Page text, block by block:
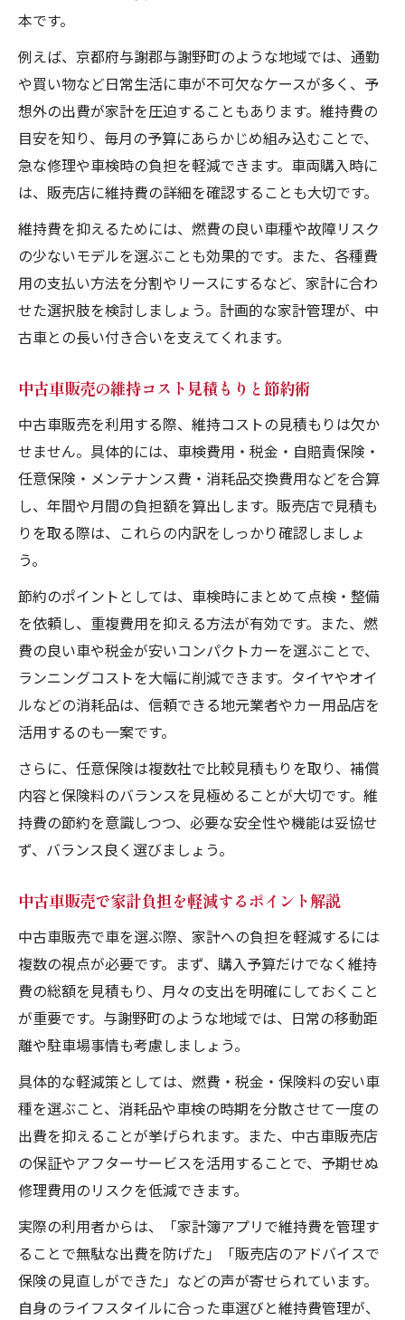
本です。
例えば、京都府与謝郡与謝野町のような地域では、通勤
や買い物など日常生活に車が不可欠なケースが多く、予
想外の出費が家計を圧迫することもあります。維持費の
目安を知り、毎月の予算にあらかじめ組み込むことで、
急な修理や車検時の負担を軽減できます。車両購入時に
は、販売店に維持費の詳細を確認することも大切です。
維持費を抑えるためには、燃費の良い車種や故障リスク
の少ないモデルを選ぶことも効果的です。また、各種費
用の支払い方法を分割やリースにするなど、家計に合わ
せた選択肢を検討しましょう。計画的な家計管理が、中
古車との長い付き合いを支えてくれます。
中古車販売の維持コスト見積もりと節約術
中古車販売を利用する際、維持コストの見積もりは欠か
せません。具体的には、車検費用・税金・自賠責保険・
任意保険・メンテナンス費・消耗品交換費用などを合算
し、年間や月間の負担額を算出します。販売店で見積も
りを取る際は、これらの内訳をしっかり確認しましょ
う。
節約のポイントとしては、車検時にまとめて点検・整備
を依頼し、重複費用を抑える方法が有効です。また、燃
費の良い車や税金が安いコンパクトカーを選ぶことで、
ランニングコストを大幅に削減できます。タイヤやオイ
ルなどの消耗品は、信頼できる地元業者やカー用品店を
活用するのも一案です。
さらに、任意保険は複数社で比較見積もりを取り、補償
内容と保険料のバランスを見極めることが大切です。維
持費の節約を意識しつつ、必要な安全性や機能は妥協せ
ず、バランス良く選びましょう。
中古車販売で家計負担を軽減するポイント解説
中古車販売で車を選ぶ際、家計への負担を軽減するには
複数の視点が必要です。まず、購入予算だけでなく維持
費の総額を見積もり、月々の支出を明確にしておくこと
が重要です。与謝野町のような地域では、日常の移動距
離や駐車場事情も考慮しましょう。
具体的な軽減策としては、燃費・税金・保険料の安い車
種を選ぶこと、消耗品や車検の時期を分散させて一度の
出費を抑えることが挙げられます。また、中古車販売店
の保証やアフターサービスを活用することで、予期せぬ
修理費用のリスクを低減できます。
実際の利用者からは、「家計簿アプリで維持費を管理す
ることで無駄な出費を防げた」「販売店のアドバイスで
保険の見直しができた」などの声が寄せられています。
自身のライフスタイルに合った車選びと維持費管理が、